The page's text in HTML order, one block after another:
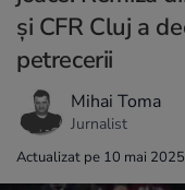
și CFR Cluj a
petrecerii
Mihai Toma
Jurnalist
Actualizat pe 10 mai